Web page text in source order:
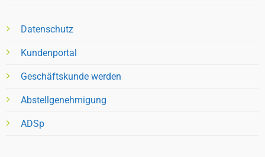
Datenschutz
Kundenportal
Geschäftskunde werden
Abstellgenehmigung
ADSp